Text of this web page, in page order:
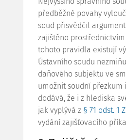
předběžné povahy
soud přisvědčil
zajištěno
tohoto pravidla existují
Ústavního soudu
daňového subjektu ve
umožnit soudní
dodává, že i z hlediska
jak vyplývá z § 71 odst. 1
vydání zajišťovacího